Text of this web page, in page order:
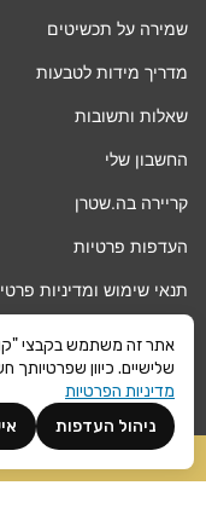
שמירה על תכשיטים
מדריך מידות לטבעות
שאלות ותשובות
החשבון שלי
קריירה בה.שטרן
העדפות פרטיות
תנאי שימוש ומדיניות
החלפה/החזרה/ביטול עסקה
אחריות
משלוחים
קרא עוד
אתר זה משתמש בקבצי
שלישיים. כיוון שפרטיותך
מדיניות הפרטיות
ניהול העדפות